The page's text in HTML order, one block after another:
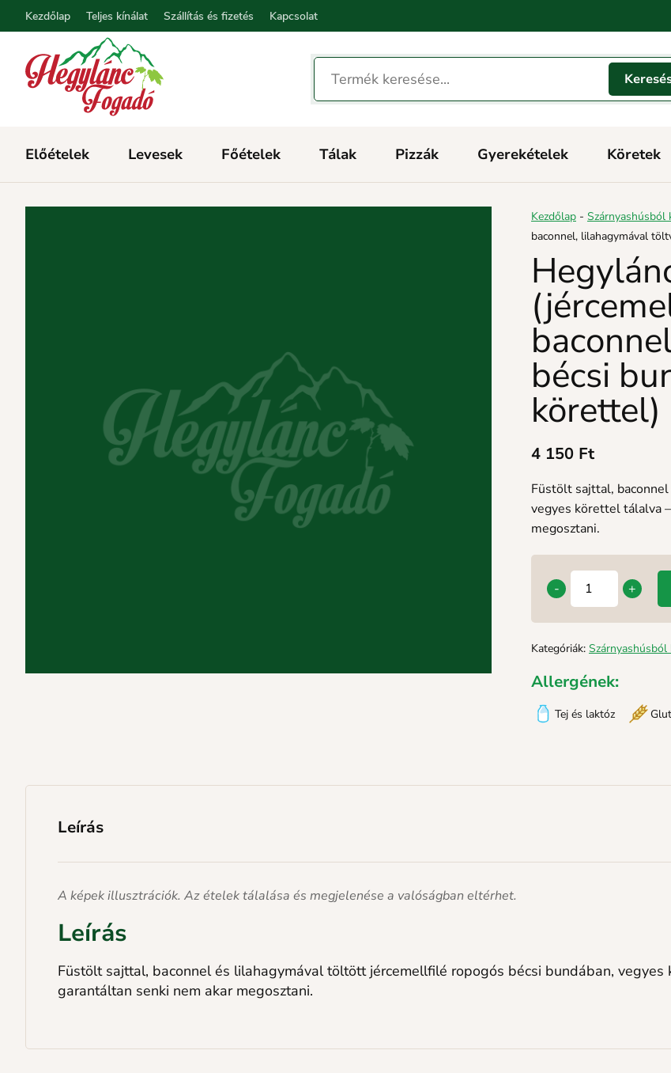
Kezdőlap Teljes kínálat Szállítás és fizetés Kapcsolat
Előételek Levesek Főételek Tálak Pizzák Gyerekételek Köretek
Kezdőlap - Szárnyashúsból
baconnel, lilahagymával
bécsi
körettel)
4 150 Ft
Füstölt sajttal,
vegyes körettel tálalva
megosztani.
- +
Kategóriák:
Allergének:
Tej és laktóz
Leírás
A képek illusztrációk. Az ételek tálalása és megjelenése a valóságban eltérhet.
Leírás
Füstölt sajttal, baconnel és lilahagymával töltött jércemellfilé ropogós bécsi bundában,
garantáltan senki nem akar megosztani.